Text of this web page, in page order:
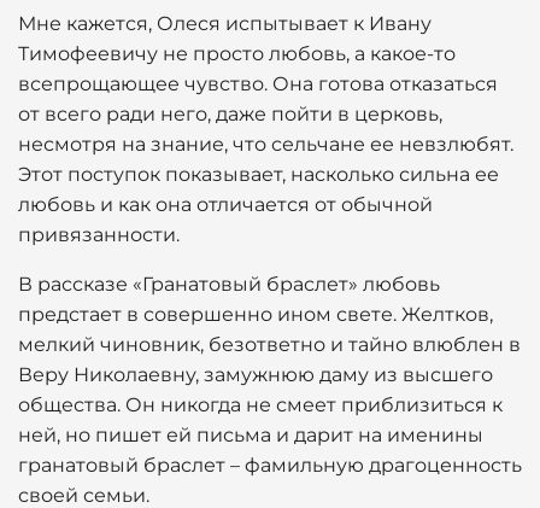
Мне кажется, Олеся испытывает к Ивану
Тимофеевичу не просто любовь, а какое-то
всепрощающее чувство. Она готова отказаться
от всего ради него, даже пойти в церковь,
несмотря на знание, что сельчане ее невзлюбят.
Этот поступок показывает, насколько сильна ее
любовь и как она отличается от обычной
привязанности.
В рассказе «Гранатовый браслет» любовь
предстает в совершенно ином свете. Желтков,
мелкий чиновник, безответно и тайно влюблен в
Веру Николаевну, замужнюю даму из высшего
общества. Он никогда не смеет приблизиться к
ней, но пишет ей письма и дарит на именины
гранатовый браслет – фамильную драгоценность
своей семьи.